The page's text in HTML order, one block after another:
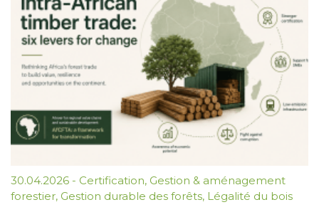
30.04.2026 - Certification, Gestion & aménagement
forestier, Gestion durable des forêts, Légalité du bois